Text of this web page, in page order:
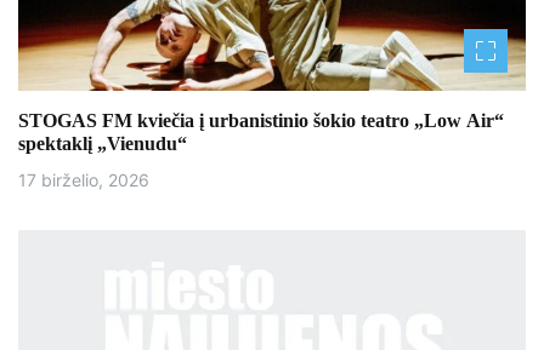
a
t
a
r
STOGAS FM kviečia į urbanistinio šokio teatro „Low Air“
spektaklį „Vienudu“
17 birželio, 2026